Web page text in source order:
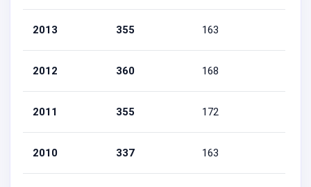
2013 355 163
2012 360 168
2011 355 172
2010 337 163